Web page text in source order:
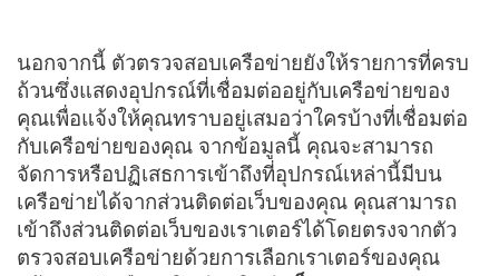
นอกจากนี้ ตัวตรวจสอบเครือข่ายยังให้รายการที่ครบ
ถ้วนซึ่งแสดงอุปกรณ์ที่เชื่อมต่ออยู่กับเครือข่ายของ
คุณเพื่อแจ้งให้คุณทราบอยู่เสมอว่าใครบ้างที่เชื่อมต่อ
กับเครือข่ายของคุณ จากข้อมูลนี้ คุณจะสามารถ
จัดการหรือปฏิเสธการเข้าถึงที่อุปกรณ์เหล่านี้มีบน
เครือข่ายได้จากส่วนติดต่อเว็บของคุณ คุณสามารถ
เข้าถึงส่วนติดต่อเว็บของเราเตอร์ได้โดยตรงจากตัว
ตรวจสอบเครือข่ายด้วยการเลือกเราเตอร์ของคุณ